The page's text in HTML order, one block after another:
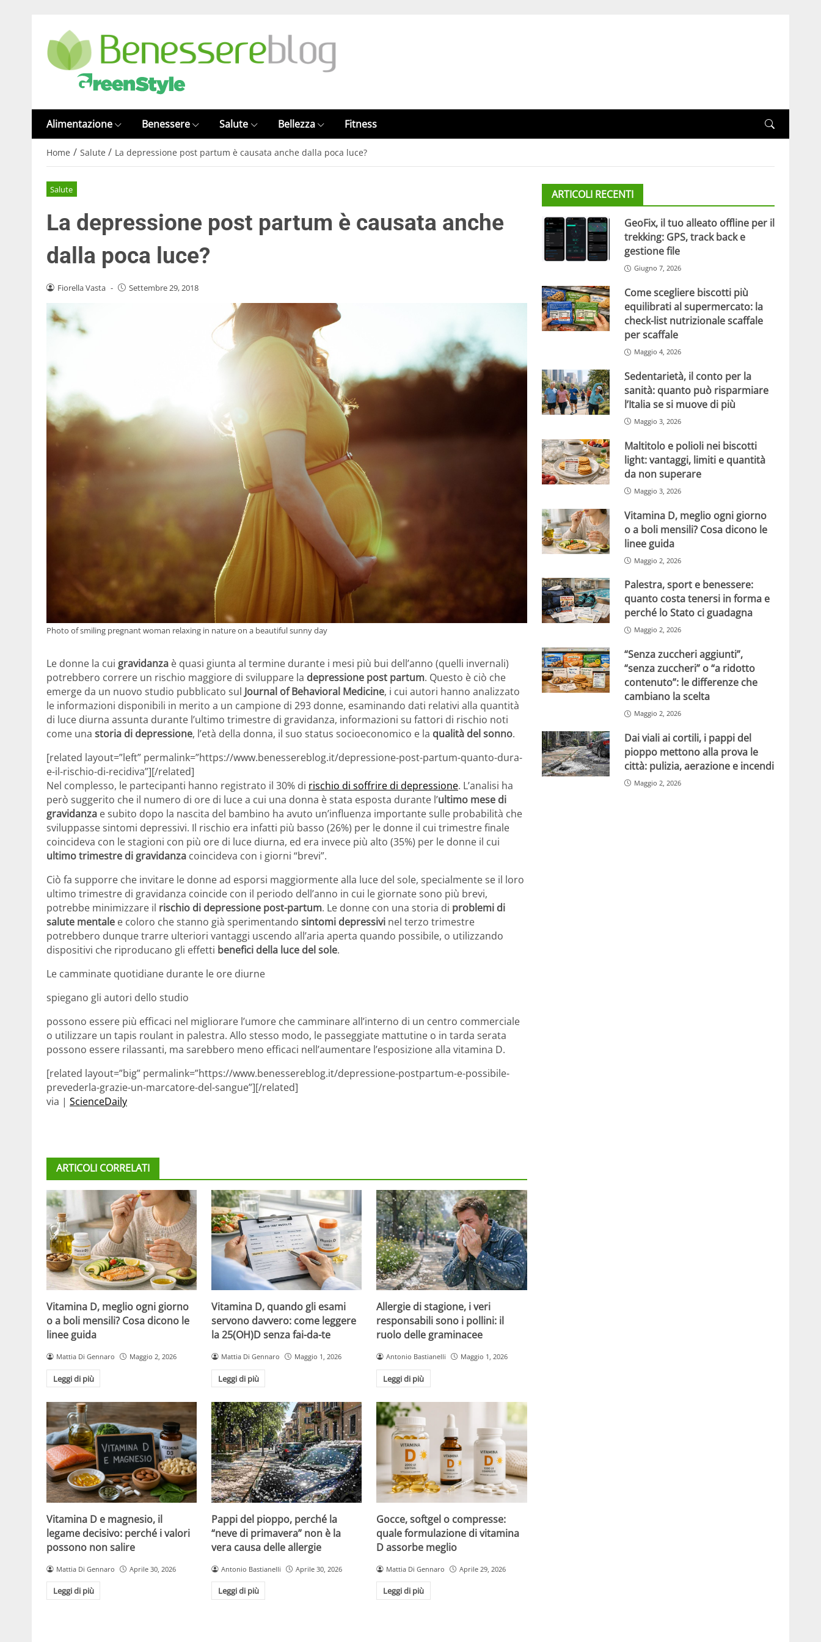
Alimentazione Benessere Salute Bellezza Fitness
Home / Salute / La depressione post partum è causata anche dalla poca luce?
Salute
La depressione post partum è causata anche
dalla poca luce?
Fiorella Vasta - Settembre 29, 2018
Photo of smiling pregnant woman relaxing in nature on a beautiful sunny day
Le donne la cui gravidanza è quasi giunta al termine durante i mesi più bui dell’anno (quelli invernali)
potrebbero correre un rischio maggiore di sviluppare la depressione post partum. Questo è ciò che
emerge da un nuovo studio pubblicato sul Journal of Behavioral Medicine, i cui autori hanno analizzato
le informazioni disponibili in merito a un campione di 293 donne, esaminando dati relativi alla quantità
di luce diurna assunta durante l’ultimo trimestre di gravidanza, informazioni su fattori di rischio noti
come una storia di depressione, l’età della donna, il suo status socioeconomico e la qualità del sonno.
[related layout=”left” permalink=”https://www.benessereblog.it/depressione-post-partum-quanto-dura-
e-il-rischio-di-recidiva”][/related]
Nel complesso, le partecipanti hanno registrato il 30% di rischio di soffrire di depressione. L’analisi ha
però suggerito che il numero di ore di luce a cui una donna è stata esposta durante l’ultimo mese di
gravidanza e subito dopo la nascita del bambino ha avuto un’influenza importante sulle probabilità che
sviluppasse sintomi depressivi. Il rischio era infatti più basso (26%) per le donne il cui trimestre finale
coincideva con le stagioni con più ore di luce diurna, ed era invece più alto (35%) per le donne il cui
ultimo trimestre di gravidanza coincideva con i giorni “brevi”.
Ciò fa supporre che invitare le donne ad esporsi maggiormente alla luce del sole, specialmente se il loro
ultimo trimestre di gravidanza coincide con il periodo dell’anno in cui le giornate sono più brevi,
potrebbe minimizzare il rischio di depressione post-partum. Le donne con una storia di problemi di
salute mentale e coloro che stanno già sperimentando sintomi depressivi nel terzo trimestre
potrebbero dunque trarre ulteriori vantaggi uscendo all’aria aperta quando possibile, o utilizzando
dispositivi che riproducano gli effetti benefici della luce del sole.
Le camminate quotidiane durante le ore diurne
spiegano gli autori dello studio
possono essere più efficaci nel migliorare l’umore che camminare all’interno di un centro commerciale
o utilizzare un tapis roulant in palestra. Allo stesso modo, le passeggiate mattutine o in tarda serata
possono essere rilassanti, ma sarebbero meno efficaci nell’aumentare l’esposizione alla vitamina D.
[related layout=”big” permalink=”https://www.benessereblog.it/depressione-postpartum-e-possibile-
prevederla-grazie-un-marcatore-del-sangue”][/related]
via | ScienceDaily
ARTICOLI CORRELATI
Vitamina D, meglio ogni giorno
o a boli mensili? Cosa dicono le
linee guida
Mattia Di Gennaro Maggio 2, 2026
Leggi di più
Vitamina D, quando gli esami
servono davvero: come leggere
la 25(OH)D senza fai-da-te
Mattia Di Gennaro Maggio 1, 2026
Leggi di più
Allergie di stagione, i veri
responsabili sono i pollini: il
ruolo delle graminacee
Antonio Bastianelli Maggio 1, 2026
Leggi di più
Vitamina D e magnesio, il
legame decisivo: perché i valori
possono non salire
Mattia Di Gennaro Aprile 30, 2026
Leggi di più
Pappi del pioppo, perché la
“neve di primavera” non è la
vera causa delle allergie
Antonio Bastianelli Aprile 30, 2026
Leggi di più
Gocce, softgel o compresse:
quale formulazione di vitamina
D assorbe meglio
Mattia Di Gennaro Aprile 29, 2026
Leggi di più
ARTICOLI RECENTI
GeoFix, il tuo alleato offline per il
trekking: GPS, track back e
gestione file
Giugno 7, 2026
Come scegliere biscotti più
equilibrati al supermercato: la
check-list nutrizionale scaffale
per scaffale
Maggio 4, 2026
Sedentarietà, il conto per la
sanità: quanto può risparmiare
l’Italia se si muove di più
Maggio 3, 2026
Maltitolo e polioli nei biscotti
light: vantaggi, limiti e quantità
da non superare
Maggio 3, 2026
Vitamina D, meglio ogni giorno
o a boli mensili? Cosa dicono le
linee guida
Maggio 2, 2026
Palestra, sport e benessere:
quanto costa tenersi in forma e
perché lo Stato ci guadagna
Maggio 2, 2026
“Senza zuccheri aggiunti”,
“senza zuccheri” o “a ridotto
contenuto”: le differenze che
cambiano la scelta
Maggio 2, 2026
Dai viali ai cortili, i pappi del
pioppo mettono alla prova le
città: pulizia, aerazione e incendi
Maggio 2, 2026